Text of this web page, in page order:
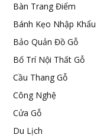
Bàn Trang Điểm
Bánh Kẹo Nhập Khẩu
Bảo Quản Đồ Gỗ
Bố Trí Nội Thất Gỗ
Cầu Thang Gỗ
Công Nghệ
Cửa Gỗ
Du Lịch